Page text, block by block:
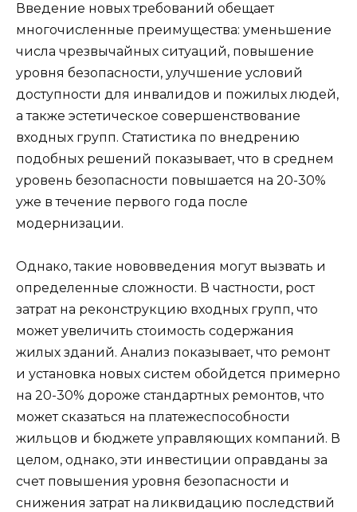
Введение новых требований обещает
многочисленные преимущества: уменьшение
числа чрезвычайных ситуаций, повышение
уровня безопасности, улучшение условий
доступности для инвалидов и пожилых людей,
а также эстетическое совершенствование
входных групп. Статистика по внедрению
подобных решений показывает, что в среднем
уровень безопасности повышается на 20-30%
уже в течение первого года после
модернизации.
Однако, такие нововведения могут вызвать и
определенные сложности. В частности, рост
затрат на реконструкцию входных групп, что
может увеличить стоимость содержания
жилых зданий. Анализ показывает, что ремонт
и установка новых систем обойдется примерно
на 20-30% дороже стандартных ремонтов, что
может сказаться на платежеспособности
жильцов и бюджете управляющих компаний. В
целом, однако, эти инвестиции оправданы за
счет повышения уровня безопасности и
снижения затрат на ликвидацию последствий